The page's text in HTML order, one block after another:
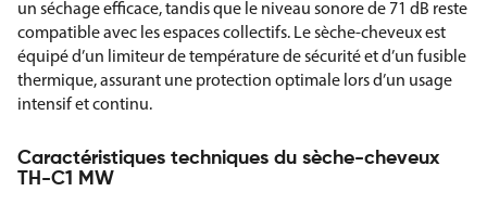
un séchage efficace, tandis que le niveau sonore de 71 dB reste
compatible avec les espaces collectifs. Le sèche-cheveux est
équipé d’un limiteur de température de sécurité et d’un fusible
thermique, assurant une protection optimale lors d’un usage
intensif et continu.
Caractéristiques techniques du sèche-cheveux
TH-C1 MW